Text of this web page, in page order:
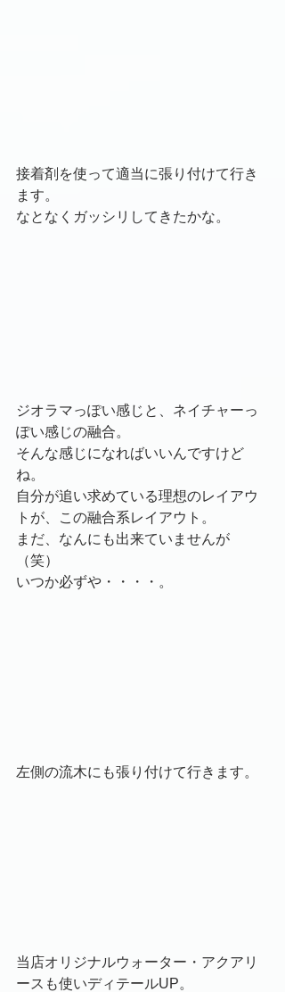
接着剤を使って適当に張り付けて行き
ます。
なとなくガッシリしてきたかな。
ジオラマっぽい感じと、ネイチャーっ
ぽい感じの融合。
そんな感じになればいいんですけど
ね。
自分が追い求めている理想のレイアウ
トが、この融合系レイアウト。
まだ、なんにも出来ていませんが
（笑）
いつか必ずや・・・・。
左側の流木にも張り付けて行きます。
当店オリジナルウォーター・アクアリ
ースも使いディテールUP。